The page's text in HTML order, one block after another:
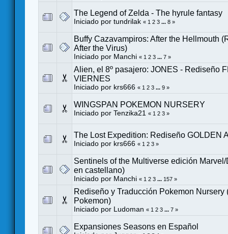
The Legend of Zelda - The hyrule fantasy
Iniciado por tundrilak « 1 2 3 ... 8 »
Buffy Cazavampiros: After the Hellmouth
After the Virus)
Iniciado por Manchi « 1 2 3 ... 7 »
Alien, el 8º pasajero: JONES - Rediseño
VIERNES
Iniciado por krs666 « 1 2 3 ... 9 »
WINGSPAN POKEMON NURSERY
Iniciado por Tenzika21 « 1 2 3 »
The Lost Expedition: Rediseño GOLDEN
Iniciado por krs666 « 1 2 3 »
Sentinels of the Multiverse edición
en castellano)
Iniciado por Manchi « 1 2 3 ... 157 »
Rediseño y Traducción Pokemon Nursery
Pokemon)
Iniciado por Ludoman « 1 2 3 ... 7 »
Expansiones Seasons en Español